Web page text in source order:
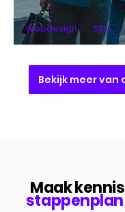
SEO
Webdesign
Bekijk meer van
Maak
stappenplan